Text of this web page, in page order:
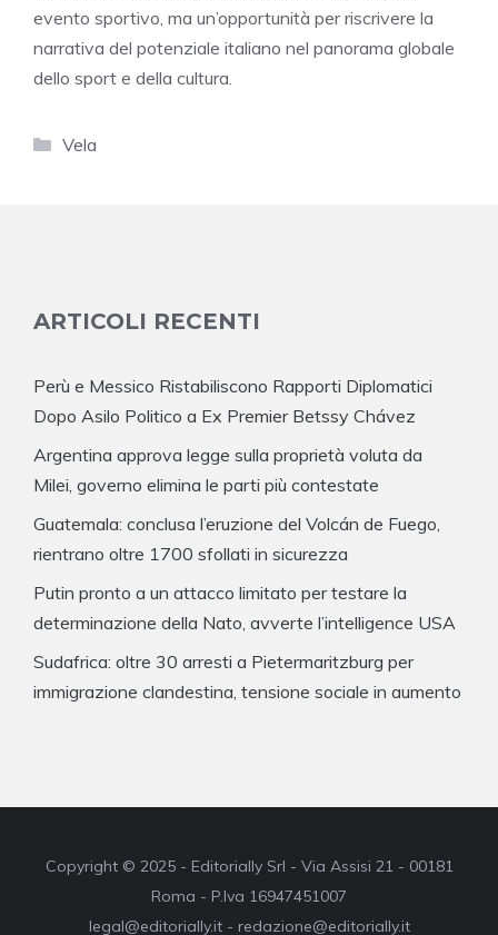
evento sportivo, ma un’opportunità per riscrivere la
narrativa del potenziale italiano nel panorama globale
dello sport e della cultura.
Categorie
Vela
ARTICOLI RECENTI
Perù e Messico Ristabiliscono Rapporti Diplomatici
Dopo Asilo Politico a Ex Premier Betssy Chávez
Argentina approva legge sulla proprietà voluta da
Milei, governo elimina le parti più contestate
Guatemala: conclusa l’eruzione del Volcán de Fuego,
rientrano oltre 1700 sfollati in sicurezza
Putin pronto a un attacco limitato per testare la
determinazione della Nato, avverte l’intelligence USA
Sudafrica: oltre 30 arresti a Pietermaritzburg per
immigrazione clandestina, tensione sociale in aumento
Copyright © 2025 - Editorially Srl - Via Assisi 21 - 00181
Roma - P.Iva 16947451007
legal@editorially.it - redazione@editorially.it